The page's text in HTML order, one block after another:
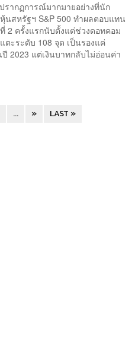
รากฏการณ์มากมายอย่างที่นัก
สหรัฐฯ S&P 500 ทำผลตอบแทน
2 ครั้งแรกนับตั้งแต่ช่วงดอทคอม
ะระดับ 108 จุด เป็นรองแค่
2023 แต่เงินบาทกลับไม่อ่อนค่า
... » LAST »